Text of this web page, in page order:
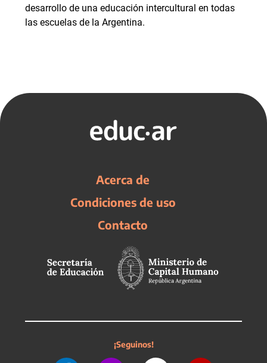
desarrollo de una educación intercultural en todas
las escuelas de la Argentina.
Acerca de
Condiciones de uso
Contacto
¡Seguinos!